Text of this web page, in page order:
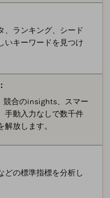
、ランキング、シード
いキーワードを見つけ
競合のinsights、スマー
手動入力なしで数千件
放します。
どの標準指標を分析し